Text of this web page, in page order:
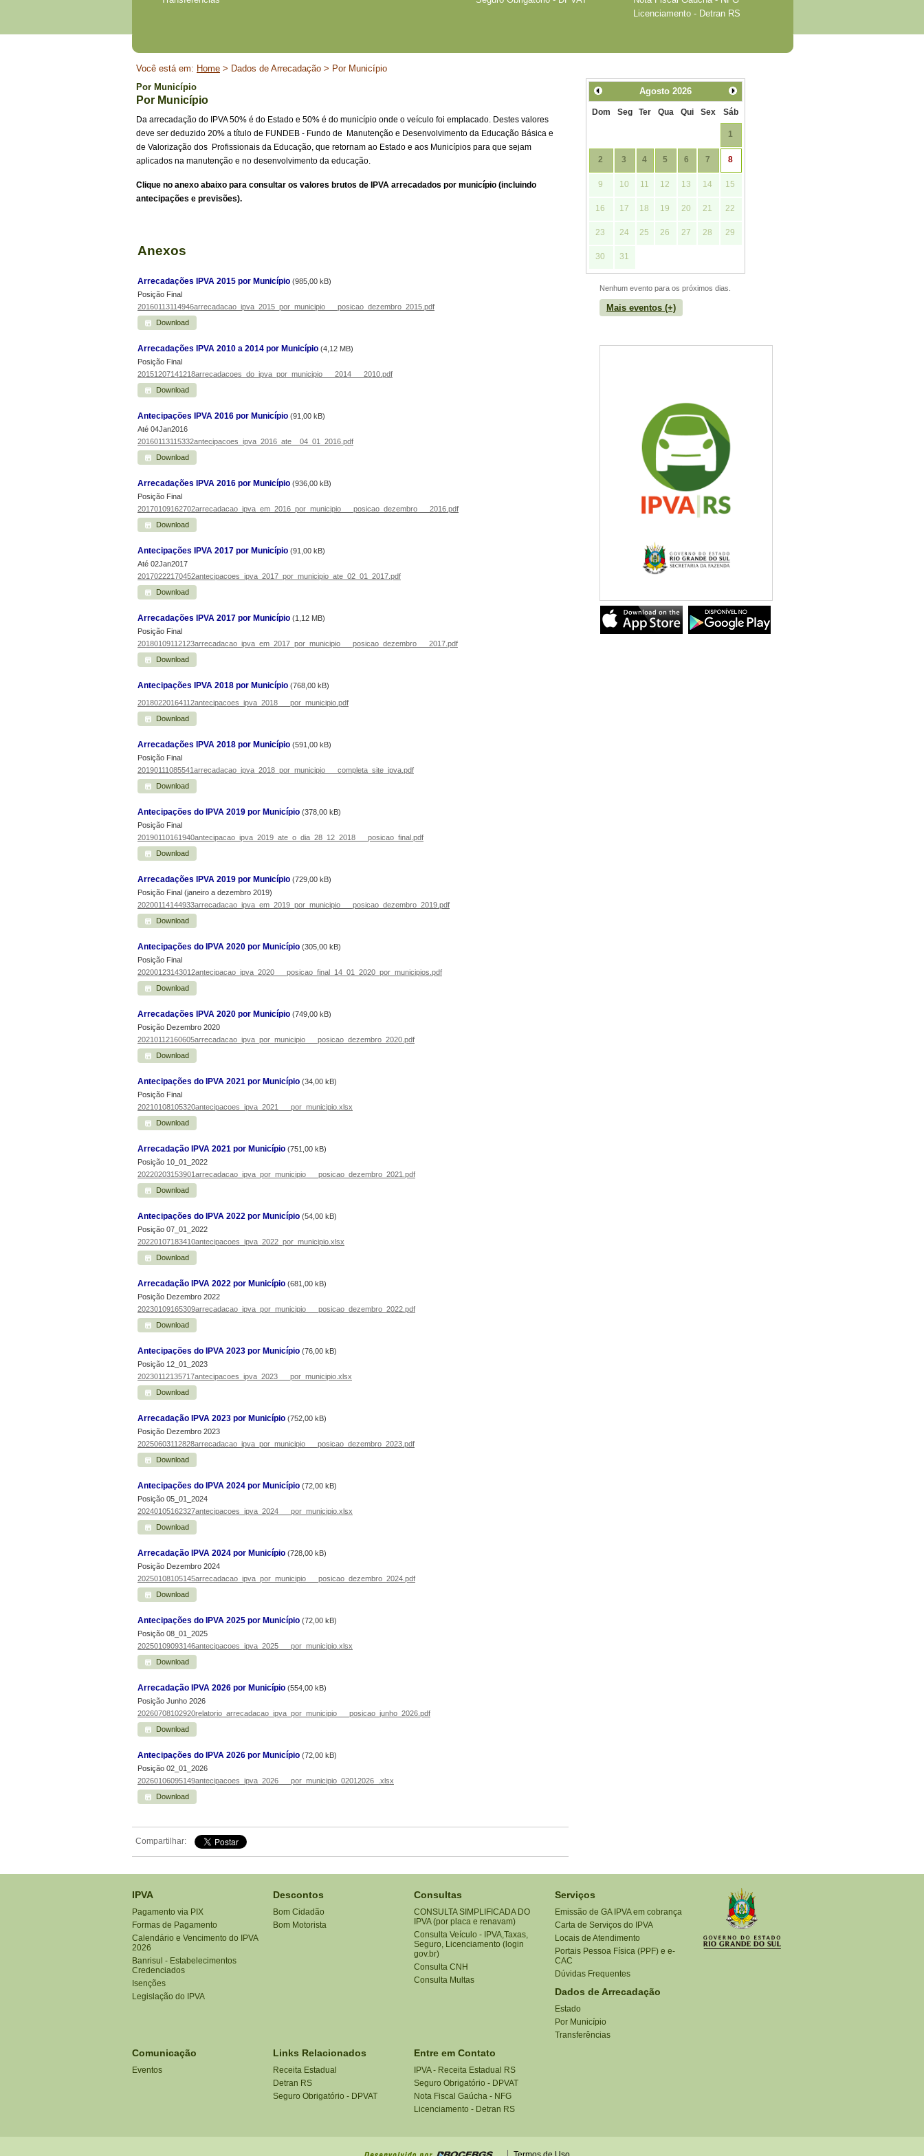
Licenciamento - Detran RS
Início
conteúdo
Você está em: Home > Dados de Arrecadação > Por Município
Por Município
Por Município
Da arrecadação do IPVA 50% é do Estado e 50% é do município onde o veículo foi emplacado. Destes valores
deve ser deduzido 20% a título de FUNDEB - Fundo de Manutenção e Desenvolvimento da Educação Básica e
de Valorização dos Profissionais da Educação, que retornam ao Estado e aos Municípios para que sejam
aplicados na manutenção e no desenvolvimento da educação.
Clique no anexo abaixo para consultar os valores brutos de IPVA arrecadados por município (incluindo
antecipações e previsões).
Anexos
Arrecadações IPVA 2015 por Município (985,00 kB)
Posição Final
20160113114946arrecadacao_ipva_2015_por_municipio___posicao_dezembro_2015.pdf
Download
Arrecadações IPVA 2010 a 2014 por Município (4,12 MB)
Posição Final
20151207141218arrecadacoes_do_ipva_por_municipio___2014___2010.pdf
Download
Antecipações IPVA 2016 por Município (91,00 kB)
Até 04Jan2016
20160113115332antecipacoes_ipva_2016_ate__04_01_2016.pdf
Download
Arrecadações IPVA 2016 por Município (936,00 kB)
Posição Final
20170109162702arrecadacao_ipva_em_2016_por_municipio___posicao_dezembro___2016.pdf
Download
Antecipações IPVA 2017 por Município (91,00 kB)
Até 02Jan2017
20170222170452antecipacoes_ipva_2017_por_municipio_ate_02_01_2017.pdf
Download
Arrecadações IPVA 2017 por Município (1,12 MB)
Posição Final
20180109112123arrecadacao_ipva_em_2017_por_municipio___posicao_dezembro___2017.pdf
Download
Antecipações IPVA 2018 por Município (768,00 kB)
20180220164112antecipacoes_ipva_2018___por_municipio.pdf
Download
Arrecadações IPVA 2018 por Município (591,00 kB)
Posição Final
20190111085541arrecadacao_ipva_2018_por_municipio___completa_site_ipva.pdf
Download
Antecipações do IPVA 2019 por Município (378,00 kB)
Posição Final
20190110161940antecipacao_ipva_2019_ate_o_dia_28_12_2018___posicao_final.pdf
Download
Arrecadações IPVA 2019 por Município (729,00 kB)
Posição Final (janeiro a dezembro 2019)
20200114144933arrecadacao_ipva_em_2019_por_municipio___posicao_dezembro_2019.pdf
Download
Antecipações do IPVA 2020 por Município (305,00 kB)
Posição Final
20200123143012antecipacao_ipva_2020___posicao_final_14_01_2020_por_municipios.pdf
Download
Arrecadações IPVA 2020 por Município (749,00 kB)
Posição Dezembro 2020
20210112160605arrecadacao_ipva_por_municipio___posicao_dezembro_2020.pdf
Download
Antecipações do IPVA 2021 por Município (34,00 kB)
Posição Final
20210108105320antecipacoes_ipva_2021___por_municipio.xlsx
Download
Arrecadação IPVA 2021 por Município (751,00 kB)
Posição 10_01_2022
20220203153901arrecadacao_ipva_por_municipio___posicao_dezembro_2021.pdf
Download
Antecipações do IPVA 2022 por Município (54,00 kB)
Posição 07_01_2022
20220107183410antecipacoes_ipva_2022_por_municipio.xlsx
Download
Arrecadação IPVA 2022 por Município (681,00 kB)
Posição Dezembro 2022
20230109165309arrecadacao_ipva_por_municipio___posicao_dezembro_2022.pdf
Download
Antecipações do IPVA 2023 por Município (76,00 kB)
Posição 12_01_2023
20230112135717antecipacoes_ipva_2023___por_municipio.xlsx
Download
Arrecadação IPVA 2023 por Município (752,00 kB)
Posição Dezembro 2023
20250603112828arrecadacao_ipva_por_municipio___posicao_dezembro_2023.pdf
Download
Antecipações do IPVA 2024 por Município (72,00 kB)
Posição 05_01_2024
20240105162327antecipacoes_ipva_2024___por_municipio.xlsx
Download
Arrecadação IPVA 2024 por Município (728,00 kB)
Posição Dezembro 2024
20250108105145arrecadacao_ipva_por_municipio___posicao_dezembro_2024.pdf
Download
Antecipações do IPVA 2025 por Município (72,00 kB)
Posição 08_01_2025
20250109093146antecipacoes_ipva_2025___por_municipio.xlsx
Download
Arrecadação IPVA 2026 por Município (554,00 kB)
Posição Junho 2026
20260708102920relatorio_arrecadacao_ipva_por_municipio___posicao_junho_2026.pdf
Download
Antecipações do IPVA 2026 por Município (72,00 kB)
Posição 02_01_2026
20260106095149antecipacoes_ipva_2026___por_municipio_02012026_.xlsx
Download
Compartilhar:
Agosto 2026
Dom Seg Ter Qua Qui Sex Sáb
1
2 3 4 5 6 7 8
9 10 11 12 13 14 15
16 17 18 19 20 21 22
23 24 25 26 27 28 29
30 31
Nenhum evento para os próximos dias.
Mais eventos (+)
IPVA
Pagamento via PIX
Formas de Pagamento
Calendário e Vencimento do IPVA
2026
Banrisul - Estabelecimentos
Credenciados
Isenções
Legislação do IPVA
Descontos
Bom Cidadão
Bom Motorista
Consultas
CONSULTA SIMPLIFICADA DO
IPVA (por placa e renavam)
Consulta Veículo - IPVA,Taxas,
Seguro, Licenciamento (login
gov.br)
Consulta CNH
Consulta Multas
Serviços
Emissão de GA IPVA em cobrança
Carta de Serviços do IPVA
Locais de Atendimento
Portais Pessoa Física (PPF) e e-
CAC
Dúvidas Frequentes
Dados de Arrecadação
Estado
Por Município
Transferências
Comunicação
Eventos
Links Relacionados
Receita Estadual
Detran RS
Seguro Obrigatório - DPVAT
Entre em Contato
IPVA - Receita Estadual RS
Seguro Obrigatório - DPVAT
Nota Fiscal Gaúcha - NFG
Licenciamento - Detran RS